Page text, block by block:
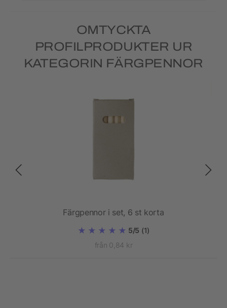
OMTYCKTA
PROFILPRODUKTER UR
KATEGORIN FÄRGPENNOR
Färgpennor i set, 6 st korta
5/5 (1)
från 0,84 kr